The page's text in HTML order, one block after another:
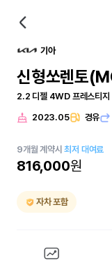
기아
신형쏘렌토
2.2 디젤 4WD 프레스티지
2023.05 경유
9개월 계약시최저 대여료
816,000원
자차 포함